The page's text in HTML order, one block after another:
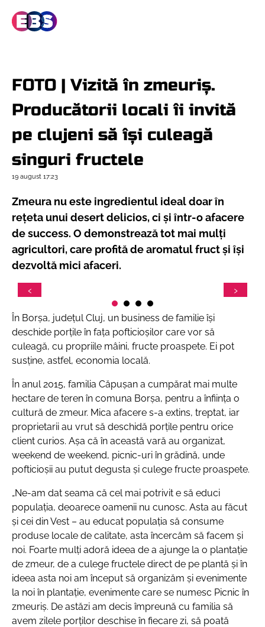
FOTO | Vizită în zmeuriș.
Producătorii locali îi invită
pe clujeni să își culeagă
singuri fructele
19 august 17:23
Zmeura nu este ingredientul ideal doar în
rețeta unui desert delicios, ci și într-o afacere
de success. O demonstrează tot mai mulți
agricultori, care profită de aromatul fruct și își
dezvoltă mici afaceri.
În Borșa, județul Cluj, un business de familie își
deschide porțile în fața pofticioșilor care vor să
culeagă, cu propriile mâini, fructe proaspete. Ei pot
susține, astfel, economia locală.
În anul 2015, familia Căpușan a cumpărat mai multe
hectare de teren în comuna Borșa, pentru a înființa o
cultură de zmeur. Mica afacere s-a extins, treptat, iar
proprietarii au vrut să deschidă porțile pentru orice
client curios. Așa că în această vară au organizat,
weekend de weekend, picnic-uri în grădină, unde
pofticioșii au putut degusta și culege fructe proaspete.
„Ne-am dat seama că cel mai potrivit e să educi
populația, deoarece oamenii nu cunosc. Asta au făcut
și cei din Vest – au educat populația să consume
produse locale de calitate, asta încercăm să facem și
noi. Foarte mulți adoră ideea de a ajunge la o plantație
de zmeur, de a culege fructele direct de pe plantă și în
ideea asta noi am început să organizăm și evenimente
la noi în plantație, evenimente care se numesc Picnic în
zmeuriș. De astăzi am decis împreună cu familia să
avem zilele porților deschise în fiecare zi, să poată